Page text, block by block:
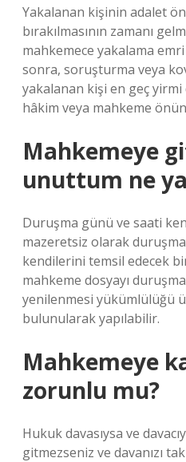
Yakalanan kişinin adalet
bırakılmasının zamanı
mahkemece yakalama
sonra, soruşturma veya
yakalanan kişi en geç
hâkim veya mahkeme
Mahkemeye
unuttum ne
Duruşma günü ve saati
mazeretsiz olarak
kendilerini temsil edecek
mahkeme dosyayı
yenilenmesi yükümlülüğü
bulunularak yapılabilir.
Mahkemeye
zorunlu mu?
Hukuk davasıysa ve
gitmezseniz ve davanızı